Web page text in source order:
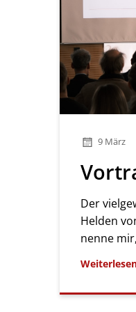
9 März
Der
Helden
nenne